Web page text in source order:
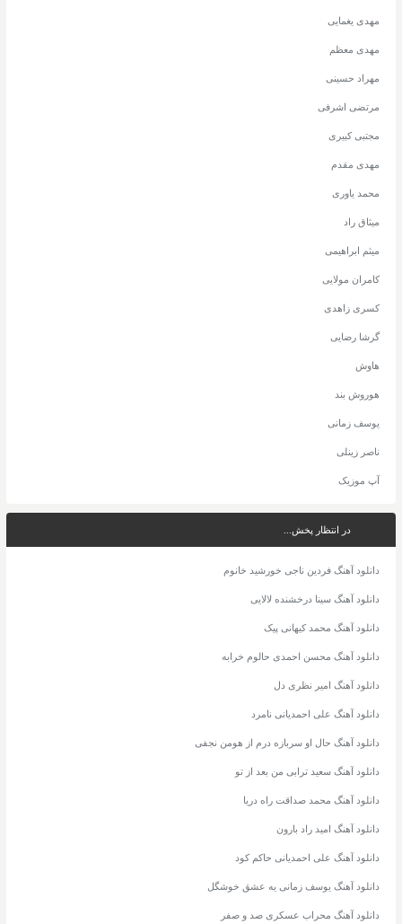
مهدی یغمایی
مهدی معظم
مهراد حسینی
مرتضی اشرفی
مجتبی کبیری
مهدی مقدم
محمد یاوری
میثاق راد
میثم ابراهیمی
کامران مولایی
کسری زاهدی
گرشا رضایی
هاوش
هوروش بند
یوسف زمانی
ناصر زینلی
آپ موزیک
در انتظار پخش...
دانلود آهنگ فردین ناجی خورشید خانوم
دانلود آهنگ سینا درخشنده لالایی
دانلود آهنگ محمد کیهانی پیک
دانلود آهنگ محسن احمدی حالوم خرابه
دانلود آهنگ امیر نظری دل
دانلود آهنگ علی احمدیانی نامرد
دانلود آهنگ حال او سربازه درم از هومن نجفی
دانلود آهنگ سعید ترابی من بعد از تو
دانلود آهنگ محمد صداقت راه دریا
دانلود آهنگ امید راد بارون
دانلود آهنگ علی احمدیانی حاکم کود
دانلود آهنگ یوسف زمانی یه عشق خوشگل
دانلود آهنگ محراب عسکری صد و صفر